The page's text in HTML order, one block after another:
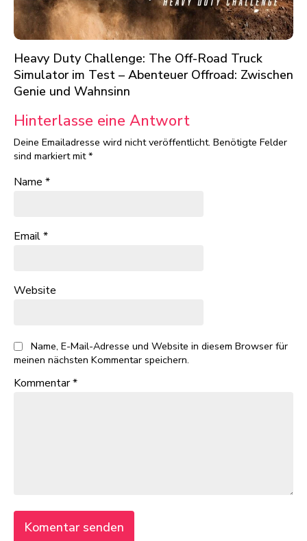
Heavy Duty Challenge: The Off-Road Truck
Simulator im Test – Abenteuer Offroad: Zwischen
Genie und Wahnsinn
Hinterlasse eine Antwort
Deine Emailadresse wird nicht veröffentlicht. Benötigte Felder
sind markiert mit*
Name *
Email*
Website
Name, E-Mail-Adresse und Website in diesem Browser für
meinen nächsten Kommentar speichern.
Kommentar*